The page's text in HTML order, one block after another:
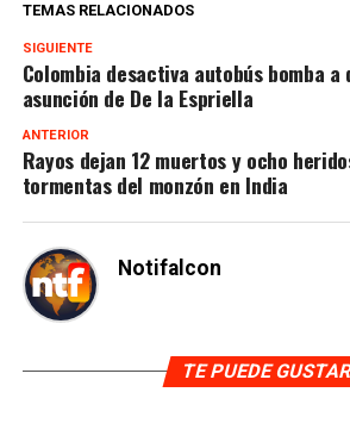
TEMAS RELACIONADOS
SIGUIENTE
Colombia desactiva autobús bomba a
asunción de De la Espriella
ANTERIOR
Rayos dejan 12 muertos y ocho
tormentas del monzón en India
Notifalcon
TE PUEDE